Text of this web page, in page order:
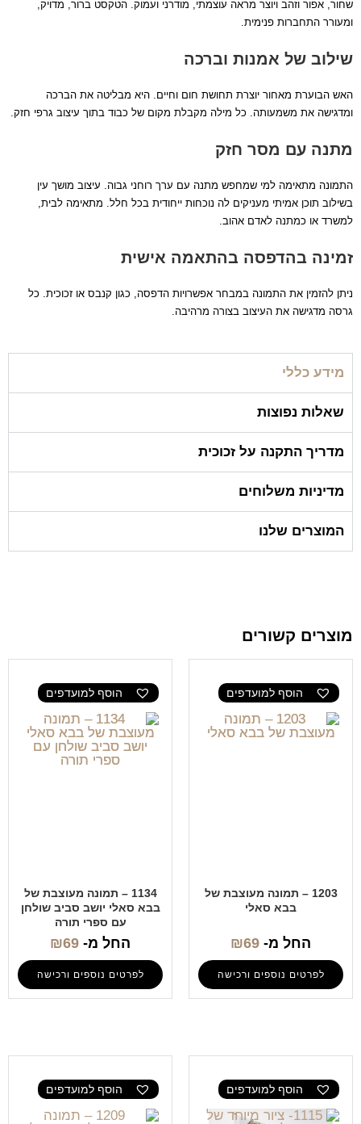
שחור, אפור וזהב ויוצר מראה עוצמתי, מודרני ועמוק. הטקסט ברור, מדויק,
ומעורר התחברות פנימית.
שילוב של אמנות וברכה
האש הבוערת מאחור יוצרת תחושת חום וחיים. היא מבליטה את הברכה
ומדגישה את משמעותה. כל מילה מקבלת מקום של כבוד בתוך עיצוב גרפי חזק.
מתנה עם מסר חזק
התמונה מתאימה למי שמחפש מתנה עם ערך רוחני גבוה. עיצוב מושך עין
בשילוב תוכן אמיתי מעניקים לה נוכחות ייחודית בכל חלל. מתאימה לבית,
למשרד או כמתנה לאדם אהוב.
זמינה בהדפסה בהתאמה אישית
ניתן להזמין את התמונה במבחר אפשרויות הדפסה, כגון קנבס או זכוכית. כל
גרסה מדגישה את העיצוב בצורה מרהיבה.
מידע כללי
שאלות נפוצות
מדריך התקנה על זכוכית
מדיניות משלוחים
המוצרים שלנו
מוצרים קשורים
הוסף למועדפים
1203 – תמונה מעוצבת של
בבא סאלי
החל מ- ₪69
לפרטים נוספים ורכישה
הוסף למועדפים
1134 – תמונה מעוצבת של
בבא סאלי יושב סביב שולחן
עם ספרי תורה
החל מ- ₪69
לפרטים נוספים ורכישה
הוסף למועדפים הוסף למועדפים